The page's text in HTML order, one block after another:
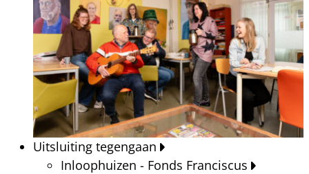
Uitsluiting tegengaan
Inloophuizen - Fonds Franciscus